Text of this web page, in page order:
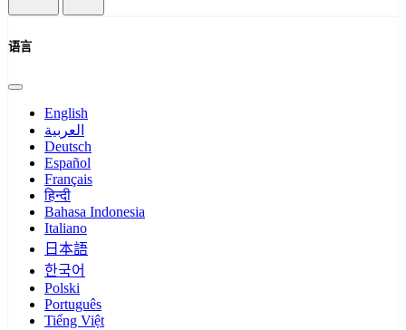
语言
English
العربية
Deutsch
Español
Français
हिन्दी
Bahasa Indonesia
Italiano
日本語
한국어
Polski
Português
Tiếng Việt